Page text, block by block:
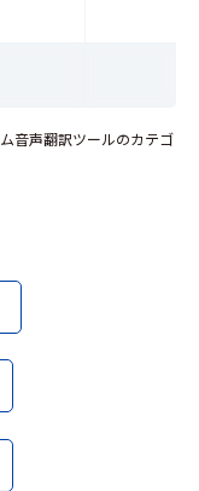
音声翻訳ツールのカテゴ